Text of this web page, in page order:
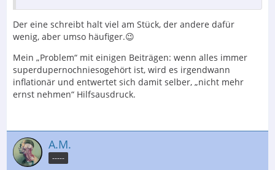
Der eine schreibt halt viel am Stück, der andere dafür
wenig, aber umso häufiger.😉
Mein „Problem“ mit einigen Beiträgen: wenn alles immer
superdupernochniesogehört ist, wird es irgendwann
inflationär und entwertet sich damit selber, „nicht mehr
ernst nehmen“ Hilfsausdruck.
A.M.
-----